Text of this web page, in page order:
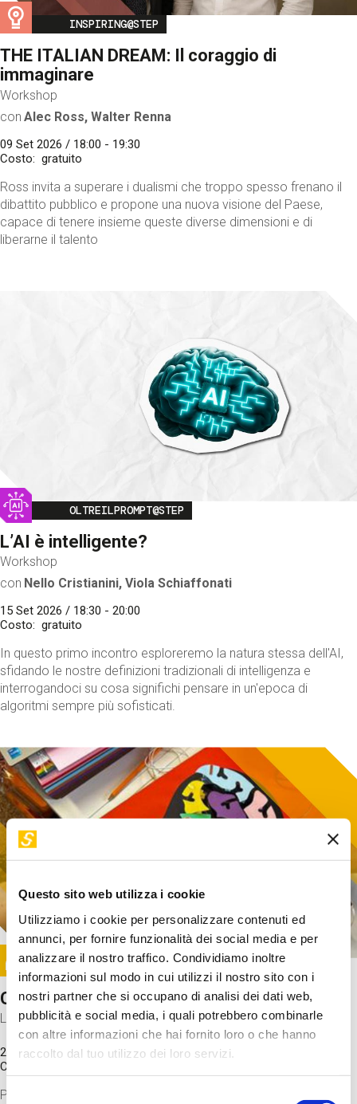
Questo sito web utilizza i cookie
Utilizziamo i cookie per personalizzare contenuti ed
annunci, per fornire funzionalità dei social media e per
analizzare il nostro traffico. Condividiamo inoltre
informazioni sul modo in cui utilizzi il nostro sito con i
nostri partner che si occupano di analisi dei dati web,
pubblicità e social media, i quali potrebbero combinarle
con altre informazioni che hai fornito loro o che hanno
raccolto dal tuo utilizzo dei loro servizi.
Selezione
Image
INSPIRING@STEP
THE ITALIAN DREAM: Il coraggio di
immaginare
Workshop
con Alec Ross, Walter Renna
09 Set 2026 / 18:00 - 19:30
Costo
gratuito
Ross invita a superare i dualismi che troppo spesso frenano il
dibattito pubblico e propone una nuova visione del Paese,
capace di tenere insieme queste diverse dimensioni e di
liberarne il talento
Image
OLTREILPROMPT@STEP
L’AI è intelligente?
Workshop
con Nello Cristianini, Viola Schiaffonati
15 Set 2026 / 18:30 - 20:00
Costo
gratuito
In questo primo incontro esploreremo la natura stessa dell'AI,
sfidando le nostre definizioni tradizionali di intelligenza e
interrogandoci su cosa significhi pensare in un'epoca di
algoritmi sempre più sofisticati.
Image
SUNDAY@STEP
Come funziona il cervello?
Laboratorio
20 Set 2026 / 11:15 - 13:00
Costo
Proveremo a costruire un cervello in cartoncino cercando di